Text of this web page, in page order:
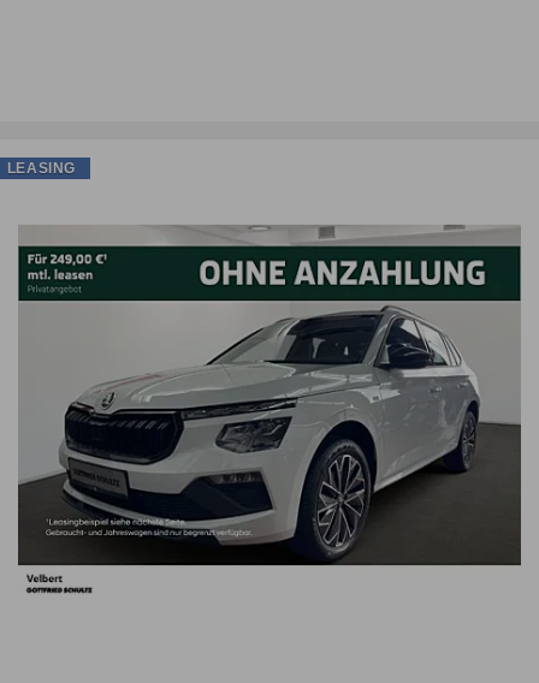
LEASING